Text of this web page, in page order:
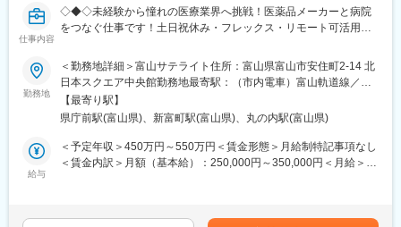
■組織構成：
現在は20代～60代までの76名が営業職として活躍しています。
からベテランまで幅が広いので、自分の目標となる先輩社員が見
つけやすい環境です。
■入社後の流れ：
ます。先輩スタッフも業務をフォローするので未経験でも安心し
てスタート出来ます。
仕事内容
◇◆◇未経験から憧れの医療業界へ挑戦！医薬品メーカーと病院
をつなぐ仕事です！土日祝休み・フレックス・リモート可活用可
ーン・Iターンの方も大歓迎です◇◆◇
【当ポジションについて（SMA・治験事務局担当とは）】
治験を実施したい『製薬メーカー』と実施可能な『病院』をつな
ぐ、架け橋のようなお仕事です。正式名称をSMA（治験事務局担
当）といい、医療業界の専門職種となります。
する事で、日本の医療を支えるやりがいがあります。
勤務地
＜勤務地詳細＞富山サテライト住所：富山県富山市安住町2-14 北
日本スクエア中央館勤務地最寄駅：（市内電車）富山軌道線／県
庁前駅受動喫煙対策：屋内全面禁煙変更の範囲：会社の定める事
業所（リモートワーク含む）
【最寄り駅】
県庁前駅(富山県)、新富町駅(富山県)、丸の内駅(富山県)
給与
＜予定年収＞450万円～550万円＜賃金形態＞月給制特記事項なし
＜賃金内訳＞月額（基本給）：250,000円～350,000円＜月給＞